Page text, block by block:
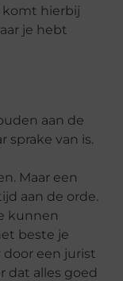
komt hierbij
je hebt
aan de
sprake van is.
Maar een
aan de orde.
kunnen
beste je
een jurist
dat alles goed